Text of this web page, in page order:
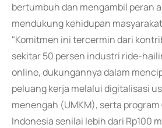
bertumbuh dan mengambil peran
mendukung kehidupan
"Komitmen ini tercermin dari
sekitar 50 persen industri ride-
online, dukungannya dalam
peluang kerja melalui digitalisasi
menengah (UMKM), serta
Indonesia senilai lebih dari Rp100